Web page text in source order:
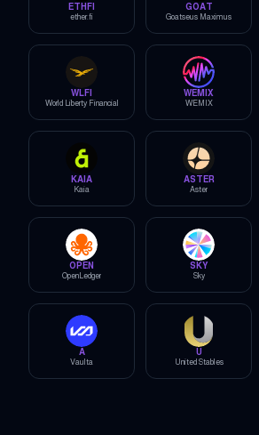
ETHFI
ether.fi
GOAT
Goatseus Maximus
WLFI
World Liberty Financial
WEMIX
WEMIX
KAIA
Kaia
ASTER
Aster
OPEN
OpenLedger
SKY
Sky
A
Vaulta
U
United Stables